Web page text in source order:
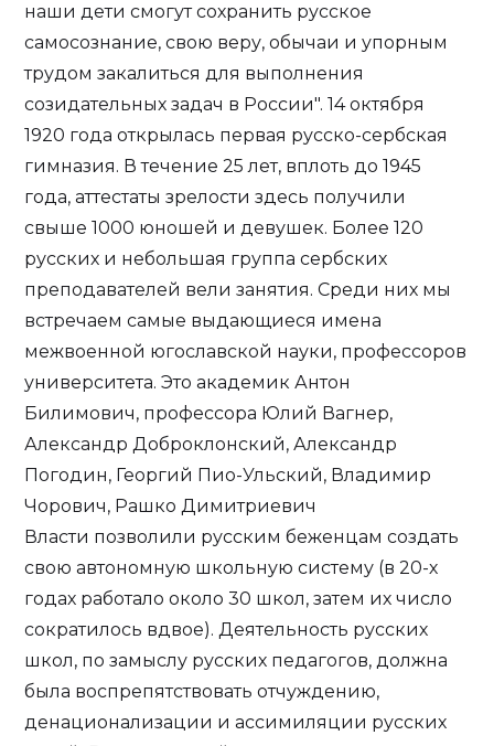
наши дети смогут сохранить русское
самосознание, свою веру, обычаи и упорным
трудом закалиться для выполнения
созидательных задач в России". 14 октября
1920 года открылась первая русско-сербская
гимназия. В течение 25 лет, вплоть до 1945
года, аттестаты зрелости здесь получили
свыше 1000 юношей и девушек. Более 120
русских и небольшая группа сербских
преподавателей вели занятия. Среди них мы
встречаем самые выдающиеся имена
межвоенной югославской науки, профессоров
университета. Это академик Антон
Билимович, профессора Юлий Вагнер,
Александр Доброклонский, Александр
Погодин, Георгий Пио-Ульский, Владимир
Чорович, Рашко Димитриевич
Власти позволили русским беженцам создать
свою автономную школьную систему (в 20-х
годах работало около 30 школ, затем их число
сократилось вдвое). Деятельность русских
школ, по замыслу русских педагогов, должна
была воспрепятствовать отчуждению,
денационализации и ассимиляции русских